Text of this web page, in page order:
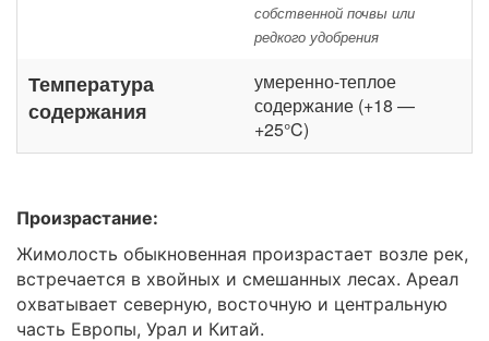
собственной почвы или
редкого удобрения
Температура
содержания
умеренно-теплое
содержание (+18 —
+25°C)
Произрастание:
Жимолость обыкновенная произрастает возле рек,
встречается в хвойных и смешанных лесах. Ареал
охватывает северную, восточную и центральную
часть Европы, Урал и Китай.